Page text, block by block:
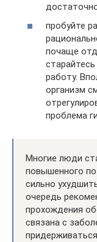
пробуйте
почаще
работу.
организм
проблема
Многие люди
повышенного
сильно
очередь
прохождения
связана с